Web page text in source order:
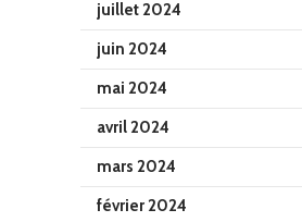
juillet 2024
juin 2024
mai 2024
avril 2024
mars 2024
février 2024